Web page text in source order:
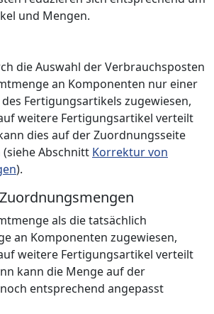
und Mengen.
die Auswahl der Verbrauchsposten
an Komponenten nur einer
Fertigungsartikels zugewiesen,
weitere Fertigungsartikel verteilt
dies auf der Zuordnungsseite
Abschnitt Korrektur von
).
als die tatsächlich
an Komponenten zugewiesen,
weitere Fertigungsartikel verteilt
kann die Menge auf der
entsprechend angepasst